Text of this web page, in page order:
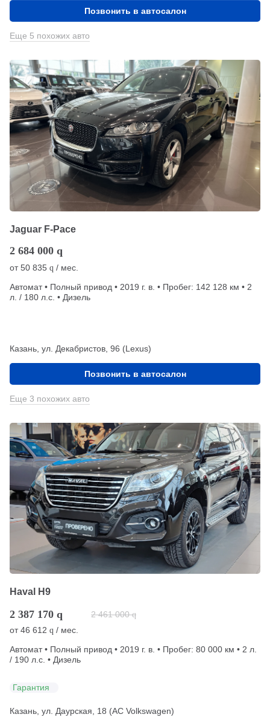
Позвонить в автосалон
Еще 5 похожих авто
Jaguar F-Pace
2 684 000 q
от50 835 q / мес.
Автомат • Полный привод • 2019 г. в. • Пробег: 142 128 км • 2
л. / 180 л.с. • Дизель
Казань, ул. Декабристов, 96 (Lexus)
Позвонить в автосалон
Еще 3 похожих авто
Haval H9
2 387 170 q 2 461 000 q
от46 612 q / мес.
Автомат • Полный привод • 2019 г. в. • Пробег: 80 000 км • 2 л.
/ 190 л.с. • Дизель
Гарантия
Казань, ул. Даурская, 18 (АС Volkswagen)